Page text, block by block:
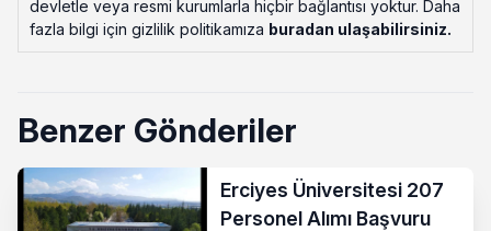
devletle veya resmi kurumlarla hiçbir bağlantısı yoktur. Daha
fazla bilgi için gizlilik politikamıza buradan ulaşabilirsiniz.
Benzer Gönderiler
Erciyes Üniversitesi 207
Personel Alımı Başvuru